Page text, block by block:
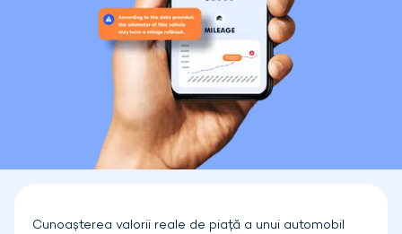
Cunoașterea valorii reale de piață a unui automobil